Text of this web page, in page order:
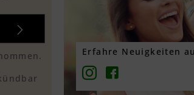
Erfahre Neuigkeiten